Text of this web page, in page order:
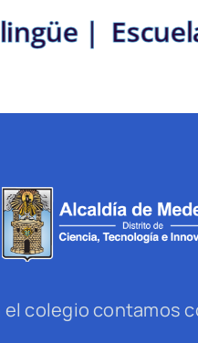
Bilingüe |
el colegio contamos